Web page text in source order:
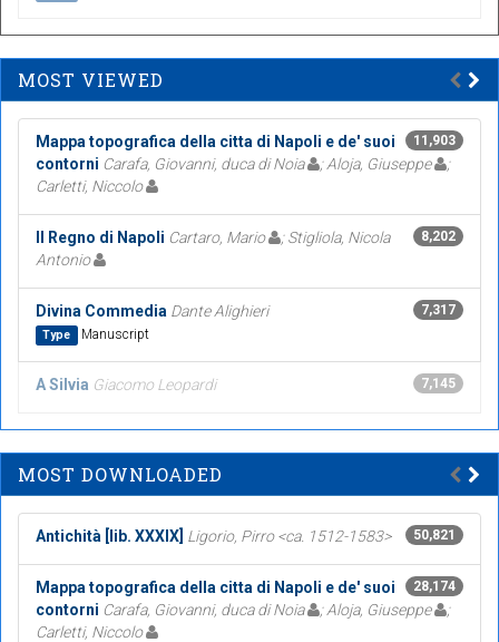
MOST VIEWED
11,903
Mappa topografica della citta di Napoli e de' suoi
contorni Carafa, Giovanni, duca di Noia ; Aloja, Giuseppe
;
Carletti, Niccolo
8,202
Il Regno di Napoli Cartaro, Mario
; Stigliola, Nicola
Antonio
7,317
Divina Commedia Dante Alighieri
Type Manuscript
7,145
A Silvia Giacomo Leopardi
MOST DOWNLOADED
50,821
Antichità [lib. XXXIX] Ligorio, Pirro <ca. 1512-1583>
28,174
Mappa topografica della citta di Napoli e de' suoi
contorni Carafa, Giovanni, duca di Noia ; Aloja, Giuseppe
;
Carletti, Niccolo